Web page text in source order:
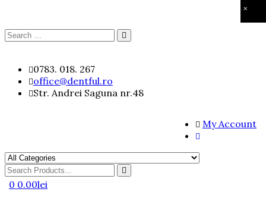
×
Search
content
0783. 018. 267
office@dentful.ro
Str. Andrei Saguna nr.48
My Account
Search
for
0 0.00lei